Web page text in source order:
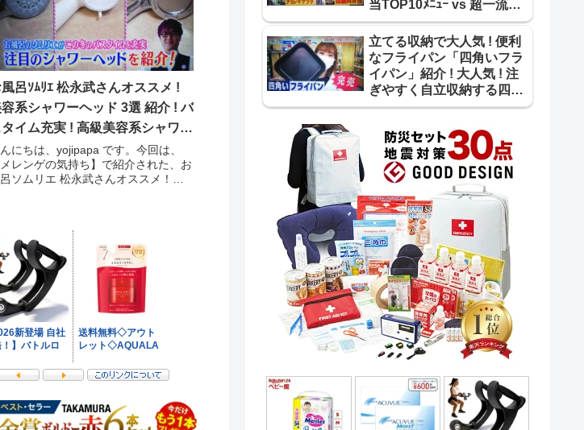
呂ｿﾑﾘｴ 松永武さんオススメ !
容系シャワーヘッド 3選 紹介 ! バ
タイム充実 ! 高級美容系シャワー
ッド3選 !【ﾒﾚﾝｹﾞの気持ち】
にちは、yojipapa です。今回は、
メレンゲの気持ち】で紹介された、お
ソムリエ 松永武さんオススメ！
郎&SixTO...
当TOP10ﾒﾆｭｰ vs 超一流料
理人 合格･不合格 結果 紹介
!立てる収納で大人気 ! 便利
なフライパン「四角いフラ
イパン」紹介 ! 大人気 ! 注
ぎやすく自立収納する四角
いフライパン【ｽｰﾊﾟｰJﾁｬﾝﾈ